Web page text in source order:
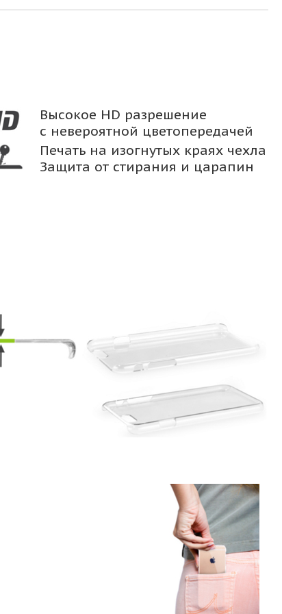
Высокое HD разрешение
с невероятной цветопередачей
Печать на изогнутых краях чехла
Защита от стирания и царапин